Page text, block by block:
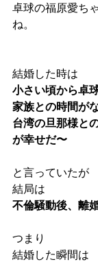
卓球の福原愛ち
ね。
結婚した時は
小さい頃から卓
家族との時間が
台湾の旦那様と
が幸せだ〜
と言っていたが
結局は
不倫騒動後、離
つまり
結婚した瞬間は